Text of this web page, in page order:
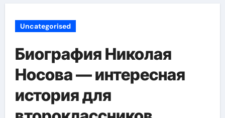
Uncategorised
Биография Николая
Носова — интересная
история для